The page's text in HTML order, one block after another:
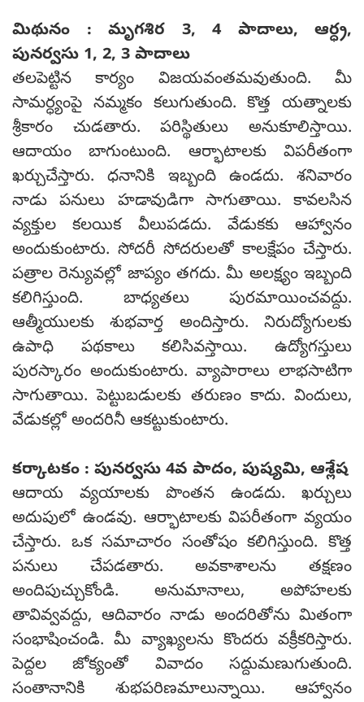
మిథునం : మృగశిర 3, 4 పాదాలు, ఆర్ధ్ర,
పునర్వసు 1, 2, 3 పాదాలు
తలపెట్టిన కార్యం విజయవంతమవుతుంది. మీ
సామర్ధ్యంపై నమ్మకం కలుగుతుంది. కొత్త యత్నాలకు
శ్రీకారం చుడతారు. పరిస్థితులు అనుకూలిస్తాయి.
ఆదాయం బాగుంటుంది. ఆర్భాటాలకు విపరీతంగా
ఖర్చుచేస్తారు. ధనానికి ఇబ్బంది ఉండదు. శనివారం
నాడు పనులు హడావుడిగా సాగుతాయి. కావలసిన
వ్యక్తుల కలయిక వీలుపడదు. వేడుకకు ఆహ్వానం
అందుకుంటారు. సోదరీ సోదరులతో కాలక్షేపం చేస్తారు.
పత్రాల రెన్యువల్లో జాప్యం తగదు. మీ అలక్ష్యం ఇబ్బంది
కలిగిస్తుంది. బాధ్యతలు పురమాయించవద్దు.
ఆత్మీయులకు శుభవార్త అందిస్తారు. నిరుద్యోగులకు
ఉపాధి పథకాలు కలిసివస్తాయి. ఉద్యోగస్తులు
పురస్కారం అందుకుంటారు. వ్యాపారాలు లాభసాటిగా
సాగుతాయి. పెట్టుబడులకు తరుణం కాదు. విందులు,
వేడుకల్లో అందరినీ ఆకట్టుకుంటారు.
కర్కాటకం : పునర్వసు 4వ పాదం, పుష్యమి, ఆశ్లేష
ఆదాయ వ్యయాలకు పొంతన ఉండదు. ఖర్చులు
అదుపులో ఉండవు. ఆర్భాటాలకు విపరీతంగా వ్యయం
చేస్తారు. ఒక సమాచారం సంతోషం కలిగిస్తుంది. కొత్త
పనులు చేపడతారు. అవకాశాలను తక్షణం
అందిపుచ్చుకోండి. అనుమానాలు, అపోహలకు
తావివ్వవద్దు, ఆదివారం నాడు అందరితోను మితంగా
సంభాషించండి. మీ వ్యాఖ్యలను కొందరు వక్రీకరిస్తారు.
పెద్దల జోక్యంతో వివాదం సద్దుమణుగుతుంది.
సంతానానికి శుభపరిణమాలున్నాయి. ఆహ్వానం